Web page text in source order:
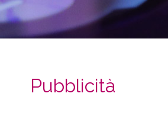
Pubblicità